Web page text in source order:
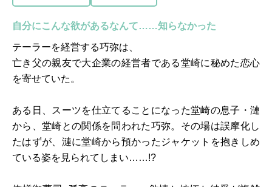
自分にこんな欲があるなんて……知らなかった
テーラーを経営する巧弥は、
亡き父の親友で大企業の経営者である堂崎に秘めた恋心
を寄せていた。
ある日、スーツを仕立てることになった堂崎の息子・漣
から、堂崎との関係を問われた巧弥。その場は誤摩化し
たはずが、漣に堂崎から預かったジャケットを抱きしめ
ている姿を見られてしまい……!?